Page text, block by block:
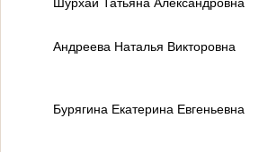
Андреева Наталья Викторовна
Бурягина Екатерина Евгеньевна